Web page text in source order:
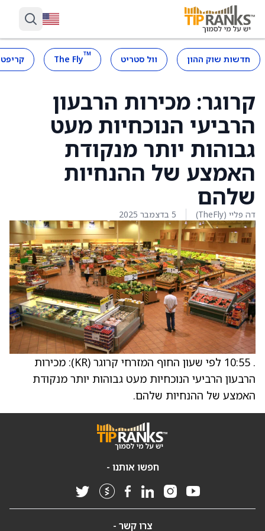
חדשות שוק ההון וול סטריט ™
The Fly
קרוגר: מכירות הרבעון
הרביעי הנוכחיות מעט
גבוהות יותר מנקודת
האמצע של ההנחיות
שלהם
דה פליי (TheFly) 5 בדצמבר 2025
. 10:55 לפי שעון החוף המזרחי קרוגר (KR): מכירות
הרבעון הרביעי הנוכחיות מעט גבוהות יותר מנקודת
האמצע של ההנחיות שלהם.
חפשו אותנו -
צרו קשר -